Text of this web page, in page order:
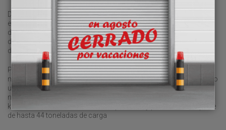
Desde TLX se explica que “cada uno de nuestros camiones
eléctricos Volvo recorren 15.000 kilómetros al mes, una cifra
destacable para un vehículo 100 por ciento eléctrico, una prueba
del potencial de estos camiones para el transporte de larga
distancia”.
Para la compañía, “su autonomía y rendimiento permiten
mantener la operatividad sin comprometer la eficiencia, marcando
un hito en la transición hacia un transporte libre de emisiones”. El
nuevo Volvo FH Aero Electric, con una autonomía de hasta 300
kilómetros, tiene hasta 490 kW de potencia, y permite el transporte
de hasta 44 toneladas de carga